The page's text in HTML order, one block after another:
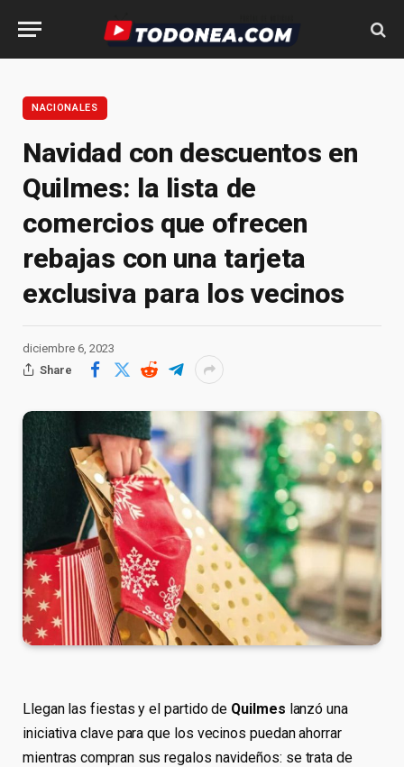
NACIONALES
Navidad con descuentos en
Quilmes: la lista de
comercios que ofrecen
rebajas con una tarjeta
exclusiva para los vecinos
diciembre 6, 2023
Share
Llegan las fiestas y el partido de Quilmes lanzó una
iniciativa clave para que los vecinos puedan ahorrar
mientras compran sus regalos navideños: se trata de